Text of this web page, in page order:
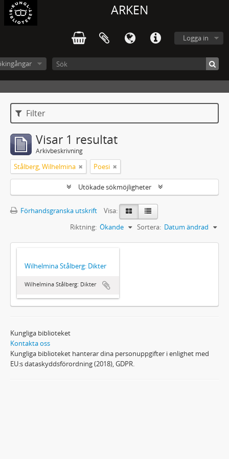
ARKEN
Logga in
Filter
Visar 1 resultat
Arkivbeskrivning
Stålberg, Wilhelmina Poesi
Utökade sökmöjligheter
Förhandsgranska utskrift
Visa:
Sortera: Datum ändrad
Riktning: Ökande
Wilhelmina Stålberg: Dikter
Wilhelmina Stålberg: Dikter
Kungliga biblioteket
Kontakta oss
Kungliga biblioteket hanterar dina personuppgifter i enlighet med
EU:s dataskyddsförordning (2018), GDPR.